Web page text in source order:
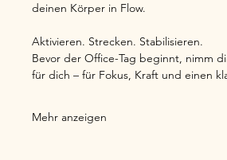
deinen Körper in Flow.
Aktivieren. Strecken. Stabilisieren.
Bevor der Office-Tag beginnt, nimm
für dich – für Fokus, Kraft und einen
Mehr anzeigen